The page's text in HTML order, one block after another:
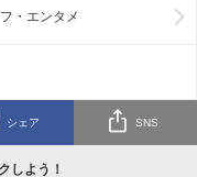
・エンタメ
シェア SNS
しよう！